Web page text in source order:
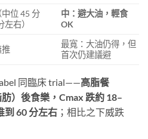
位 45 分
右）
中：避大油，輕食
OK
推
最寬：大油仍得，但
首次仍建議避
同臨床 trial——高脂餐
）後食樂，Cmax 跌約 18–
到 60 分左右 ；相比之下威跌